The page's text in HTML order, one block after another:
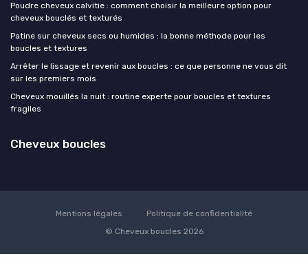
Poudre cheveux calvitie : comment choisir la meilleure option pour
cheveux bouclés et texturés
Patine sur cheveux secs ou humides : la bonne méthode pour les
boucles et textures
Arrêter le lissage et revenir aux boucles : ce que personne ne vous dit
sur les premiers mois
Cheveux mouillés la nuit : routine experte pour boucles et textures
fragiles
Cheveux boucles
Mentions légales
Politique de confidentialité
© Cheveux boucles 2026